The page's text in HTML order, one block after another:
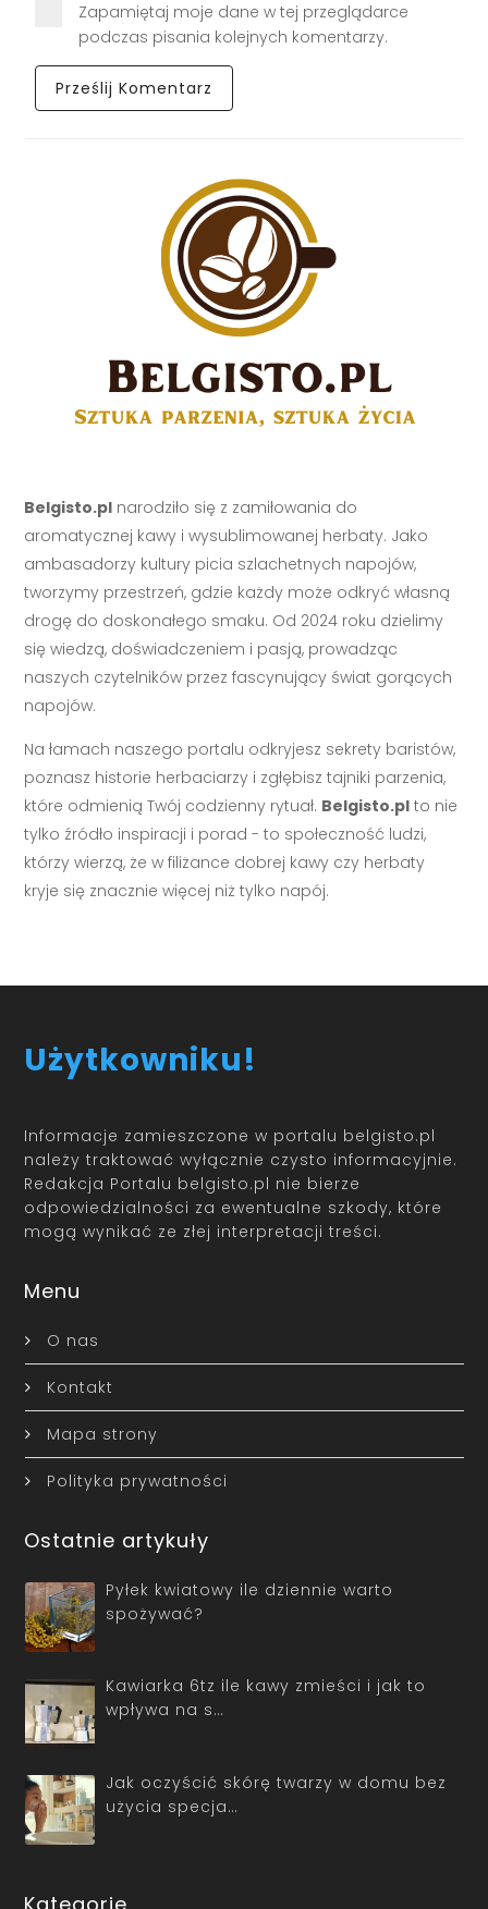
Zapamiętaj moje dane w tej przeglądarce
podczas pisania kolejnych komentarzy.
Belgisto.pl narodziło się z zamiłowania do
aromatycznej kawy i wysublimowanej herbaty. Jako
ambasadorzy kultury picia szlachetnych napojów,
tworzymy przestrzeń, gdzie każdy może odkryć własną
drogę do doskonałego smaku. Od 2024 roku dzielimy
się wiedzą, doświadczeniem i pasją, prowadząc
naszych czytelników przez fascynujący świat gorących
napojów.
Na łamach naszego portalu odkryjesz sekrety baristów,
poznasz historie herbaciarzy i zgłębisz tajniki parzenia,
które odmienią Twój codzienny rytuał. Belgisto.pl to nie
tylko źródło inspiracji i porad - to społeczność ludzi,
którzy wierzą, że w filiżance dobrej kawy czy herbaty
kryje się znacznie więcej niż tylko napój.
Użytkowniku!
Informacje zamieszczone w portalu belgisto.pl
należy traktować wyłącznie czysto informacyjnie.
Redakcja Portalu belgisto.pl nie bierze
odpowiedzialności za ewentualne szkody, które
mogą wynikać ze złej interpretacji treści.
Menu
O nas
Kontakt
Mapa strony
Polityka prywatności
Ostatnie artykuły
Pyłek kwiatowy ile dziennie warto
spożywać?
Kawiarka 6tz ile kawy zmieści i jak to
wpływa na s…
Jak oczyścić skórę twarzy w domu bez
użycia specja…